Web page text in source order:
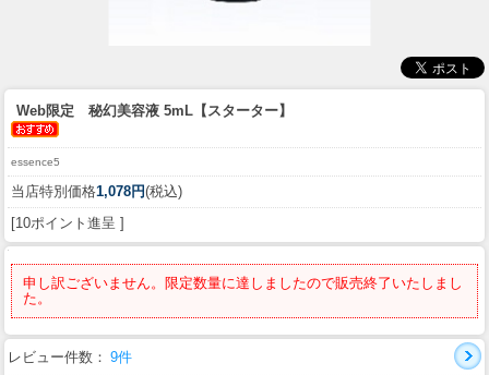
Web限定 秘幻美容液 5mL【スターター】
essence5
当店特別価格1,078円(税込)
[10ポイント進呈 ]
申し訳ございません。限定数量に達しましたので販売終了いたしまし
た。
レビュー件数： 9件